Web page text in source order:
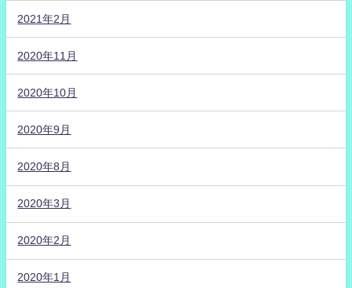
2021年2月
2020年11月
2020年10月
2020年9月
2020年8月
2020年3月
2020年2月
2020年1月